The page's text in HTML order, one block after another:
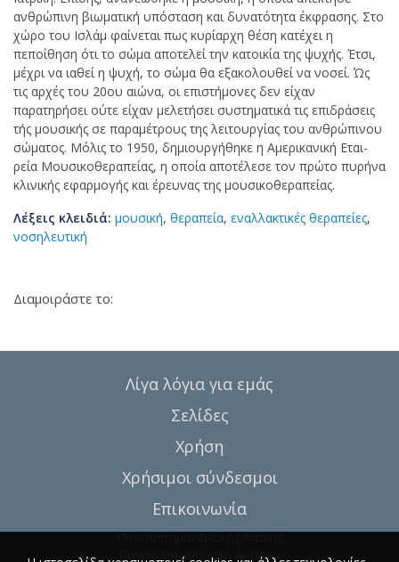
ανθρώπινη βιωματική υπόσταση και δυνατότητα έκφρασης. Στο
χώρο του Ισλάμ φαίνεται πως κυρίαρχη θέση κατέχει η
πεποίθηση ότι το σώμα αποτελεί την κατοικία της ψυχής. Έτσι,
μέχρι να ιαθεί η ψυχή, το σώμα θα εξακολουθεί να νοσεί. Ώς
τις αρχές του 20ου αιώνα, οι επιστήμονες δεν είχαν
παρατηρήσει ούτε είχαν μελετήσει συστηματικά τις επιδράσεις
τής μουσικής σε παραμέτρους της λειτουργίας του ανθρώπινου
σώματος. Μόλις το 1950, δημιουργήθηκε η Αμερικανική Εται-
ρεία Μουσικοθεραπείας, η οποία αποτέλεσε τον πρώτο πυρήνα
κλινικής εφαρμογής και έρευνας της μουσικοθεραπείας.
Λέξεις κλειδιά: μουσική, θεραπεία, εναλλακτικές θεραπείες,
νοσηλευτική
Διαμοιράστε το:
Λίγα λόγια για εμάς
Σελίδες
Χρήση
Χρήσιμοι σύνδεσμοι
Επικοινωνία
Πανεπιστήμιο Δυτικής Αττικής
Πανεπιστημιούπολη Αιγάλεω